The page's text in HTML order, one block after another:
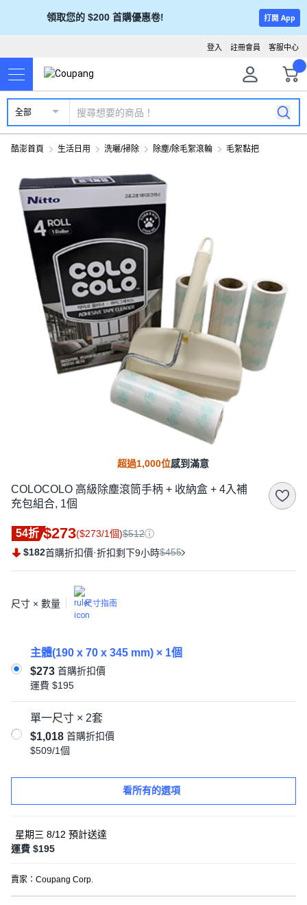
領取您的 $200 首購優惠卷! 打開 App
客服中心
註冊會員
登入
全部
酷澎首頁 生活日用 洗曬/掃除 除塵/除毛絮滾輪 毛絮黏把
超過1,000位感到滿意
COLOCOLO 高級除塵滾筒手柄 + 收納盒 + 4入補
充包組合, 1個
54折 $273($273/1個)$512
$182首購折扣價·折扣剩下9小時$455
尺寸 × 數量 尺寸指南
主體(190 x 70 x 345 mm) × 1個
$273 首購折扣價
運費 $195
單一尺寸 × 2套
$1,018 首購折扣價
$509/1個
看所有的選項
星期三 8/12 預計送達
運費 $195
賣家： Coupang Corp.